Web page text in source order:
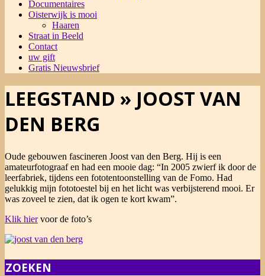
Documentaires
Oisterwijk is mooi
Haaren
Straat in Beeld
Contact
uw gift
Gratis Nieuwsbrief
LEEGSTAND » JOOST VAN
DEN BERG
Oude gebouwen fascineren Joost van den Berg. Hij is een
amateurfotograaf en had een mooie dag: “In 2005 zwierf ik door de
leerfabriek, tijdens een fototentoonstelling van de Fomo. Had
gelukkig mijn fototoestel bij en het licht was verbijsterend mooi. Er
was zoveel te zien, dat ik ogen te kort kwam”.
Klik hiervoor de foto’s
2013-
12-
ZOEKEN